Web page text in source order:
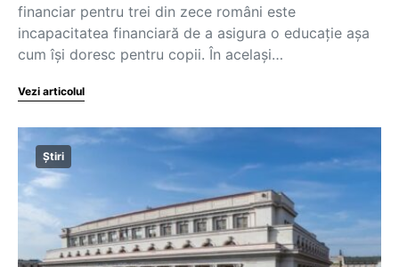
financiar pentru trei din zece români este
incapacitatea financiară de a asigura o educație așa
cum își doresc pentru copii. În același…
Vezi articolul
Știri